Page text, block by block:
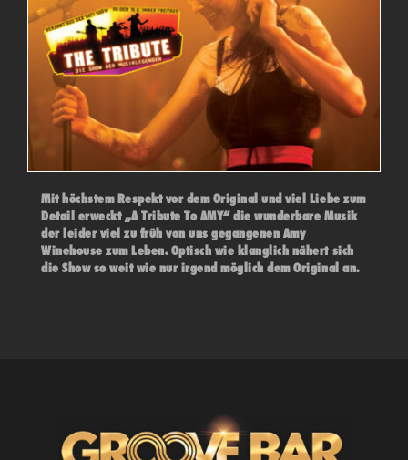
Mit höchstem Respekt vor dem Original und viel Liebe zum
Detail erweckt „A Tribute To AMY“ die wunderbare Musik
der leider viel zu früh von uns gegangenen Amy
Winehouse zum Leben. Optisch wie klanglich nähert sich
die Show so weit wie nur irgend möglich dem Original an.